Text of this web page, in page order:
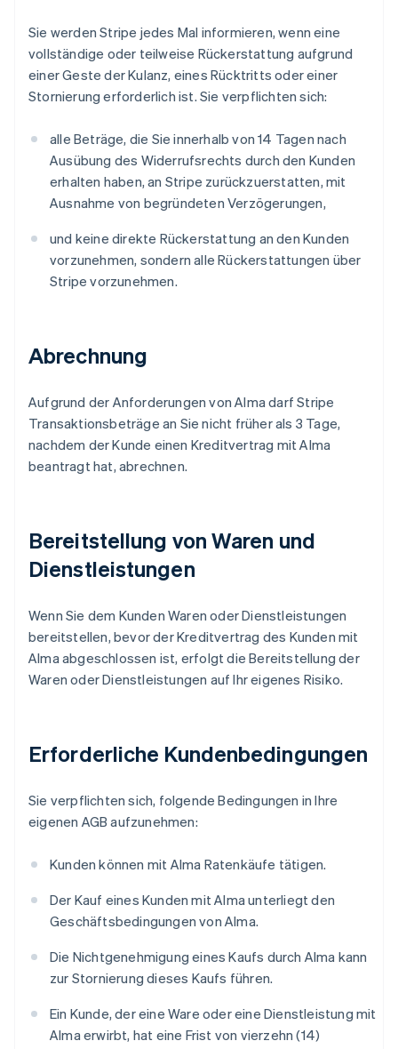
Sie werden Stripe jedes Mal informieren, wenn eine
vollständige oder teilweise Rückerstattung aufgrund
einer Geste der Kulanz, eines Rücktritts oder einer
Stornierung erforderlich ist. Sie verpflichten sich:
alle Beträge, die Sie innerhalb von 14 Tagen nach
Ausübung des Widerrufsrechts durch den Kunden
erhalten haben, an Stripe zurückzuerstatten, mit
Ausnahme von begründeten Verzögerungen,
und keine direkte Rückerstattung an den Kunden
vorzunehmen, sondern alle Rückerstattungen über
Stripe vorzunehmen.
Abrechnung
Aufgrund der Anforderungen von Alma darf Stripe
Transaktionsbeträge an Sie nicht früher als 3 Tage,
nachdem der Kunde einen Kreditvertrag mit Alma
beantragt hat, abrechnen.
Bereitstellung von Waren und
Dienstleistungen
Wenn Sie dem Kunden Waren oder Dienstleistungen
bereitstellen, bevor der Kreditvertrag des Kunden mit
Alma abgeschlossen ist, erfolgt die Bereitstellung der
Waren oder Dienstleistungen auf Ihr eigenes Risiko.
Erforderliche Kundenbedingungen
Sie verpflichten sich, folgende Bedingungen in Ihre
eigenen AGB aufzunehmen:
Kunden können mit Alma Ratenkäufe tätigen.
Der Kauf eines Kunden mit Alma unterliegt den
Geschäftsbedingungen von Alma.
Die Nichtgenehmigung eines Kaufs durch Alma kann
zur Stornierung dieses Kaufs führen.
Ein Kunde, der eine Ware oder eine Dienstleistung mit
Alma erwirbt, hat eine Frist von vierzehn (14)